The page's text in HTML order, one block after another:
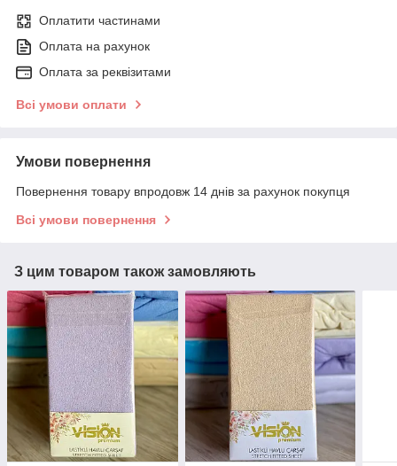
Оплатити частинами
Оплата на рахунок
Оплата за реквізитами
Всі умови оплати
Умови повернення
Повернення товару впродовж 14 днів за рахунок покупця
Всі умови повернення
З цим товаром також замовляють